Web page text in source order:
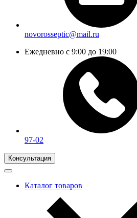
novorosseptic@mail.ru
Ежедневно с 9:00 до 19:00
97-02
Консультация
Каталог товаров